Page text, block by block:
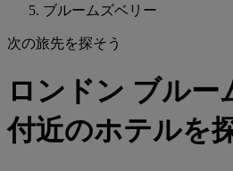
ブルームズベリー
次の旅先を探そう
ロンドン ブルー
付近のホテルを